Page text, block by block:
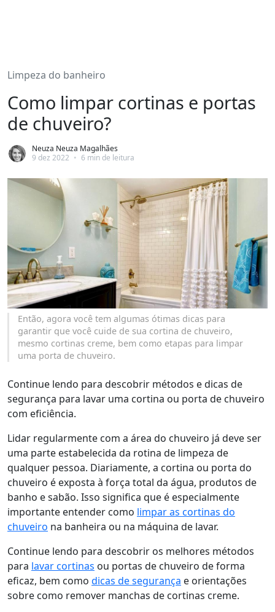
Limpeza do banheiro
Como limpar cortinas e portas
de chuveiro?
Neuza Neuza Magalhães
9 dez 2022 • 6 min de leitura
Então, agora você tem algumas ótimas dicas para
garantir que você cuide de sua cortina de chuveiro,
mesmo cortinas creme, bem como etapas para limpar
uma porta de chuveiro.
Continue lendo para descobrir métodos e dicas de
segurança para lavar uma cortina ou porta de chuveiro
com eficiência.
Lidar regularmente com a área do chuveiro já deve ser
uma parte estabelecida da rotina de limpeza de
qualquer pessoa. Diariamente, a cortina ou porta do
chuveiro é exposta à força total da água, produtos de
banho e sabão. Isso significa que é especialmente
importante entender como limpar as cortinas do
chuveiro na banheira ou na máquina de lavar.
Continue lendo para descobrir os melhores métodos
para lavar cortinas ou portas de chuveiro de forma
eficaz, bem como dicas de segurança e orientações
sobre como remover manchas de cortinas creme.